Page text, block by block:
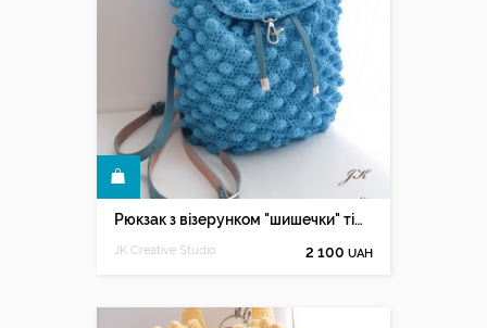
Рюкзак з візерунком "шишечки" тіффані
JK Creative Studio 2 100 UAH